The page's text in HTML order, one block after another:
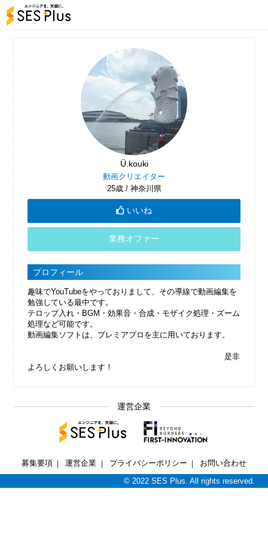
Ü.kouki
動画クリエイター
25歳 / 神奈川県
いいね
業務オファー
プロフィール
趣味でYouTubeをやっておりまして、その導線で動画編集を
勉強している最中です。
テロップ入れ・BGM・効果音・合成・モザイク処理・ズーム
処理など可能です。
動画編集ソフトは、プレミアプロを主に用いております。
是非
よろしくお願いします！
運営企業
募集要項 ｜ 運営企業 ｜ プライバシーポリシー ｜
お問い合わせ
© 2022 SES Plus. All rights reserved.